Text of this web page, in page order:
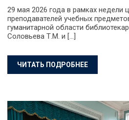
29 мая 2026 года в рамках недели
преподавателей учебных
гуманитарной области
Соловьева Т.М. и […]
ЧИТАТЬ ПОДРОБНЕЕ